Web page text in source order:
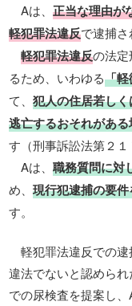
Aは、正当な理由が
軽犯罪法違反で逮捕さ
軽犯罪法違反の法
るため、いわゆる「
て、犯人の住居若し
逃亡するおそれがあ
す（刑事訴訟法第２１
Aは、職務質問に対
め、現行犯逮捕の要
す。
軽犯罪法違反での逮
違法でないと認めら
での尿検査を提案し